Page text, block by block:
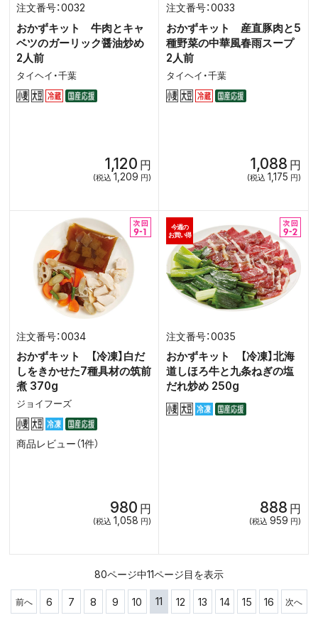
0032
おかずキット 牛肉とキャ
ベツのガーリック醤油炒め
2人前
タイヘイ・千葉
1,120 円
(税込 1,209 円)
0033
おかずキット 産直豚肉と5
種野菜の中華風春雨スープ
2人前
タイヘイ・千葉
1,088 円
(税込 1,175 円)
0034
おかずキット 【冷凍】白だ
しをきかせた7種具材の筑前
煮 370g
ジョイフーズ
商品レビュー（1件）
980 円
(税込 1,058 円)
0035
おかずキット 【冷凍】北海
道しほろ牛と九条ねぎの塩
だれ炒め 250g
今週の
お買い得
888 円
(税込 959 円)
80ページ中11ページ目を表示
前へ 6 7 8 9 10 11 12 13 14 15 16 次へ